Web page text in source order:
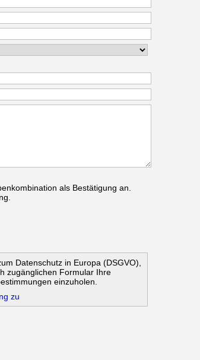
als Bestätigung an.
Datenschutz in Europa (DSGVO),
zugänglichen Formular Ihre
einzuholen.
zu